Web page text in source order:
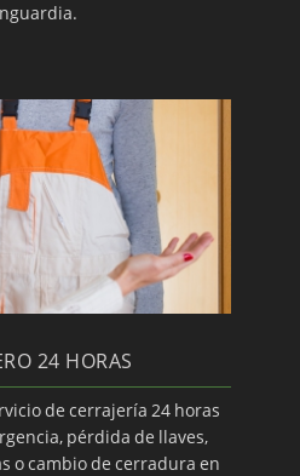
de seguridad
24 HORAS
de cerrajería 24 horas
pérdida de llaves,
o cambio de cerradura en